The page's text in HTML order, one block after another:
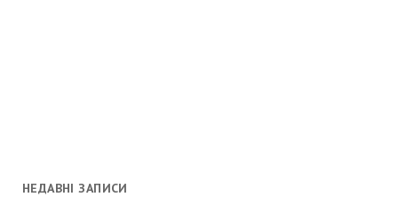
НЕДАВНІ ЗАПИСИ